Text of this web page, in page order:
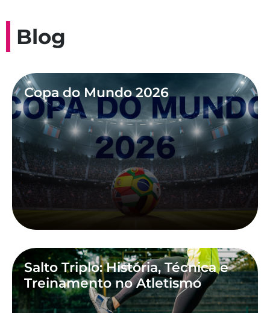
Blog
Copa do Mundo 2026
Salto Triplo: História, Técnica e
Treinamento no Atletismo